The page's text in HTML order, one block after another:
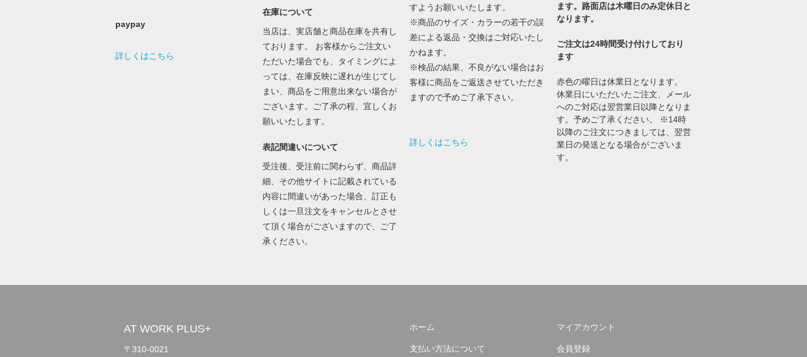
paypay
詳しくはこちら
在庫について
当店は、実店舗と商品在庫を共有し
ております。 お客様からご注文い
ただいた場合でも、タイミングによ
っては、在庫反映に遅れが生じてし
まい、商品をご用意出来ない場合が
ございます。ご了承の程、宜しくお
願いいたします。
表記間違いについて
受注後、受注前に関わらず、商品詳
細、その他サイトに記載されている
内容に間違いがあった場合、訂正も
しくは一旦注文をキャンセルとさせ
て頂く場合がございますので、ご了
承ください。
すようお願いいたします。
※商品のサイズ・カラーの若干の誤
差による返品・交換はご対応いたし
かねます。
※検品の結果、不良がない場合はお
客様に商品をご返送させていただき
ますので予めご了承下さい。
詳しくはこちら
ます。路面店は木曜日のみ定休日と
なります。
ご注文は24時間受け付けしており
ます
赤色の曜日は休業日となります。
休業日にいただいたご注文、メール
へのご対応は翌営業日以降となりま
す。予めご了承ください。 ※14時
以降のご注文につきましては、翌営
業日の発送となる場合がございま
す。
AT WORK PLUS+
〒310-0021
ホーム
支払い方法について
マイアカウント
会員登録